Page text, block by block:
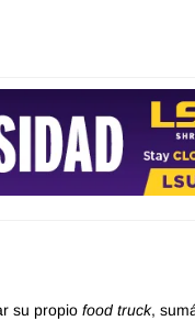
su propio food truck,